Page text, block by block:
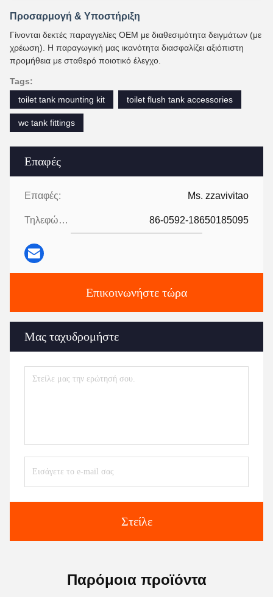
Επαφές
Επαφές: Ms. zzavivitao
Τηλεφώνημα: 86-0592-18650185095
Επικοινωνήστε τώρα
Μας ταχυδρομήστε
Στείλε
Προσαρμογή & Υποστήριξη
Γίνονται δεκτές παραγγελίες OEM με διαθεσιμότητα δειγμάτων (με
χρέωση). Η παραγωγική μας ικανότητα διασφαλίζει αξιόπιστη
προμήθεια με σταθερό ποιοτικό έλεγχο.
Tags:
toilet tank mounting kit
toilet flush tank accessories
wc tank fittings
Παρόμοια προϊόντα